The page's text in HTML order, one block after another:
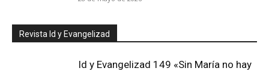
Revista Id y Evangelizad
Id y Evangelizad 149 «Sin María no hay